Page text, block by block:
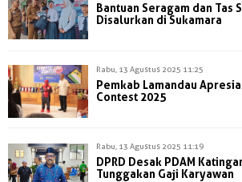
Bantuan Seragam dan Tas
Disalurkan di Sukamara
Rabu, 13 Agustus 2025 11:25
Pemkab Lamandau
Contest 2025
Rabu, 13 Agustus 2025 11:19
DPRD Desak PDAM
Tunggakan Gaji Karyawan